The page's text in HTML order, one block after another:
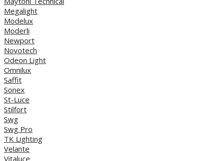
Megalight
Modelux
Moderli
Newport
Novotech
Odeon Light
Omnilux
Saffit
Sonex
St-Luce
Stilfort
Swg
Swg Pro
TK Lighting
Velante
Vitaluce